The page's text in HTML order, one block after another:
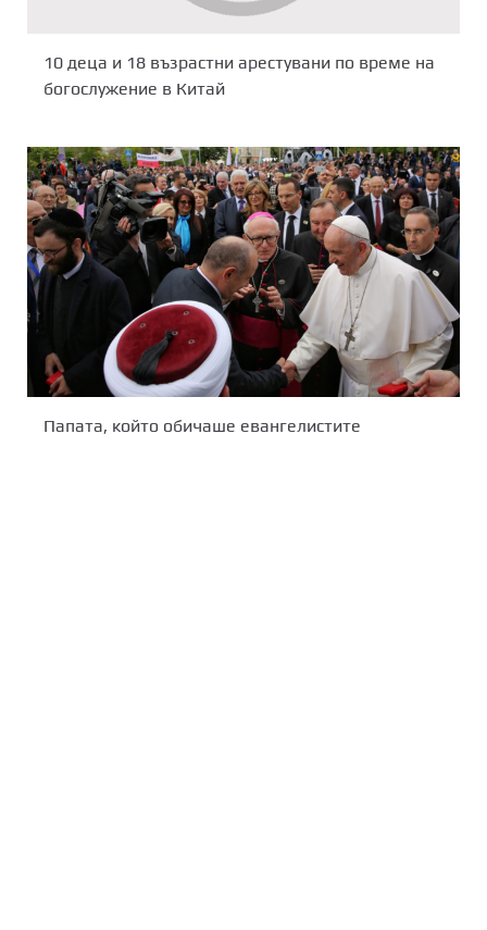
10 деца и 18 възрастни арестувани по време на
богослужение в Китай
Папата, който обичаше евангелистите